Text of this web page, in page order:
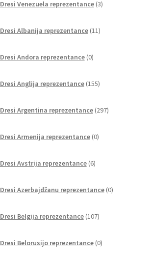
Dresi Venezuela reprezentance 3izdelki
Dresi Albanija reprezentance 11izdelkov
Dresi Andora reprezentance 0izdelkov
Dresi Anglija reprezentance 155izdelkov
Dresi Argentina reprezentance 297izdelkov
Dresi Armenija reprezentance 0izdelkov
Dresi Avstrija reprezentance 6izdelkov
Dresi Azerbajdžanu reprezentance 0izdelkov
Dresi Belgija reprezentance 107izdelkov
Dresi Belorusijo reprezentance 0izdelkov